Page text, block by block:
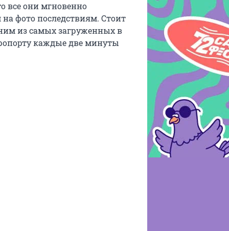
все они мгновенно
фото последствиям. Стоит
из самых загруженных в
каждые две минуты